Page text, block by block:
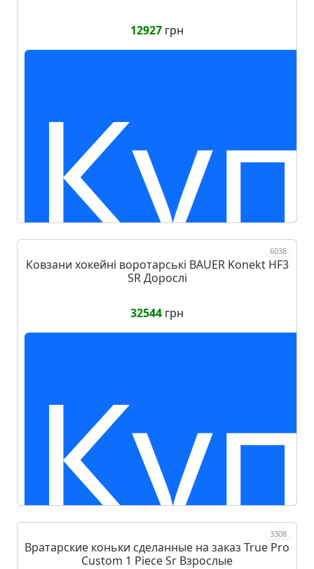
12927 грн
6038
Ковзани хокейні воротарські BAUER Konekt HF3
SR Дорослі
32544 грн
3308
Вратарские коньки сделанные на заказ True Pro
Custom 1 Piece Sr Взрослые